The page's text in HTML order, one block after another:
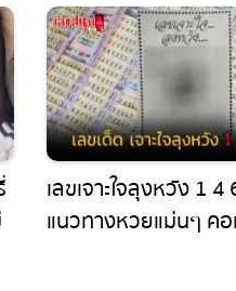
เลขเจาะใจลุงหวัง 1 4
แนวทางหวยแม่นๆ คอ